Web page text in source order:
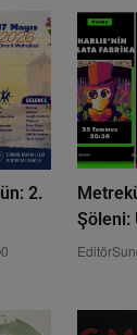
2.
0
Şöleni:
Editör